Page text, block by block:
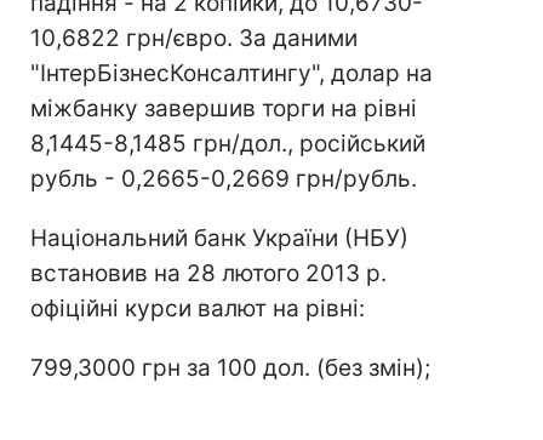
10,6822 грн/євро. За даними
"ІнтерБізнесКонсалтингу", долар на
міжбанку завершив торги на рівні
8,1445-8,1485 грн/дол., російський
рубль - 0,2665-0,2669 грн/рубль.
Національний банк України (НБУ)
встановив на 28 лютого 2013 р.
офіційні курси валют на рівні:
799,3000 грн за 100 дол. (без змін);